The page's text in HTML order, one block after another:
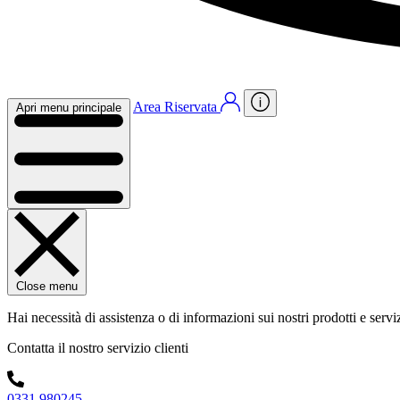
Apri menu principale Area Riservata
Close menu
Hai necessità di assistenza o di informazioni sui nostri prodotti e
Contatta il nostro servizio clienti